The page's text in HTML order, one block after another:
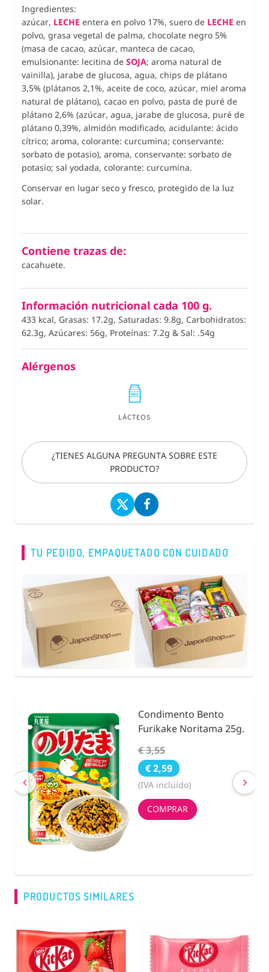
Ingredientes:
azúcar, LECHE entera en polvo 17%, suero de LECHE en
polvo, grasa vegetal de palma, chocolate negro 5%
(masa de cacao, azúcar, manteca de cacao,
emulsionante: lecitina de SOJA; aroma natural de
vainilla), jarabe de glucosa, agua, chips de plátano
3,5% (plátanos 2,1%, aceite de coco, azúcar, miel aroma
natural de plátano), cacao en polvo, pasta de puré de
plátano 2,6% (azúcar, agua, jarabe de glucosa, puré de
plátano 0,39%, almidón modificado, acidulante: ácido
cítrico; aroma, colorante: curcumina; conservante:
sorbato de potasio), aroma, conservante: sorbato de
potasio; sal yodada, colorante: curcumina.
Conservar en lugar seco y fresco, protegido de la luz
solar.
Contiene trazas de:
cacahuete.
Información nutricional cada 100 g.
433 kcal, Grasas: 17.2g, Saturadas: 9.8g, Carbohidratos:
62.3g, Azúcares: 56g, Proteínas: 7.2g & Sal: .54g
Alérgenos
LÁCTEOS
¿TIENES ALGUNA PREGUNTA SOBRE ESTE
PRODUCTO?
TU PEDIDO, EMPAQUETADO CON CUIDADO
Condimento Bento
Furikake Noritama 25g.
€ 3,55
€ 2,59
(IVA incluído)
COMPRAR
PRODUCTOS SIMILARES